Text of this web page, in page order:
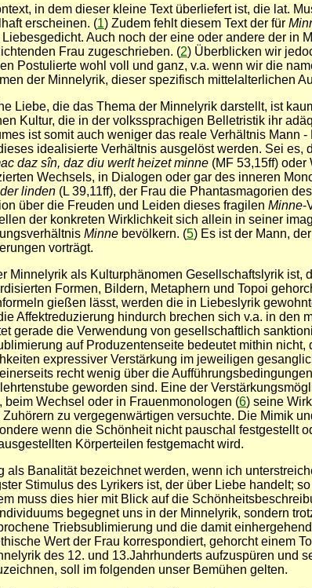
in dem dieser kleine Text überliefert ist, die lat.
erscheinen. (1) Zudem fehlt diesem Text der für
Liebesgedicht. Auch noch der eine oder andere der in
Frau zugeschrieben. (2) Überblicken wir
Postulierte wohl voll und ganz, v.a. wenn wir die
der Minnelyrik, dieser spezifisch mittelalterlichen
Liebe, die das Thema der Minnelyrik darstellt, ist
Kultur, die in der volkssprachigen Belletristik ihr
ist somit auch weniger das reale Verhältnis Mann
idealisierte Verhältnis ausgelöst werden. Sei
daz sîn, daz diu werlt heizet minne (MF 53,15ff)
Wechsels, in Dialogen oder gar des inneren
linden (L 39,11ff), der Frau die Phantasmagorien
über die Freuden und Leiden dieses fragilen Minne-
der konkreten Wirklichkeit sich allein in seiner
Minne bevölkern. (5) Es ist der Mann,
vorträgt.
Minnelyrik als Kulturphänomen Gesellschaftslyrik
Formen, Bildern, Metaphern und Topoi
gießen lässt, werden die in Liebeslyrik
Affektreduzierung hindurch brechen sich v.a. in den
gerade die Verwendung von gesellschaftlich
auf Produzentenseite bedeutet mithin
expressiver Verstärkung im jeweiligen
recht wenig über die
geworden sind. Eine der
beim Wechsel oder in Frauenmonologen (6) seine
zu vergegenwärtigen versuchte. Die Mimik
wenn die Schönheit nicht pauschal festgestellt
Körperteilen festgemacht wird.
als Banalität bezeichnet werden, wenn ich
Stimulus des Lyrikers ist, der über Liebe handelt;
muss dies hier mit Blick auf die
begegnet uns in der Minnelyrik, sondern
Triebsublimierung und die damit
Wert der Frau korrespondiert, gehorcht einem
des 12. und 13.Jahrhunderts aufzuspüren und
soll im folgenden unser Bemühen gelten.